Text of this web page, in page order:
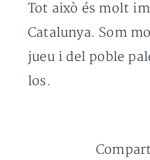
Tot això és molt
Catalunya. Som
jueu i del poble
los.